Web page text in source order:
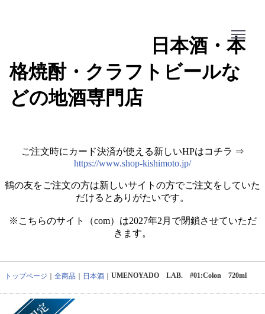
日本酒・本
格焼酎・クラフトビールな
どの地酒専門店
ご注文時にカード決済が使える新しいHPはコチラ ⇒
https://www.shop-kishimoto.jp/
鶴の友をご注文の方は新しいサイトの方でご注文をしていた
だけるとありがたいです。
※こちらのサイト（com）は2027年2月で閉鎖させていただ
きます。
トップページ 全商品 日本酒 UMENOYADO LAB. #01:Colon 720ml